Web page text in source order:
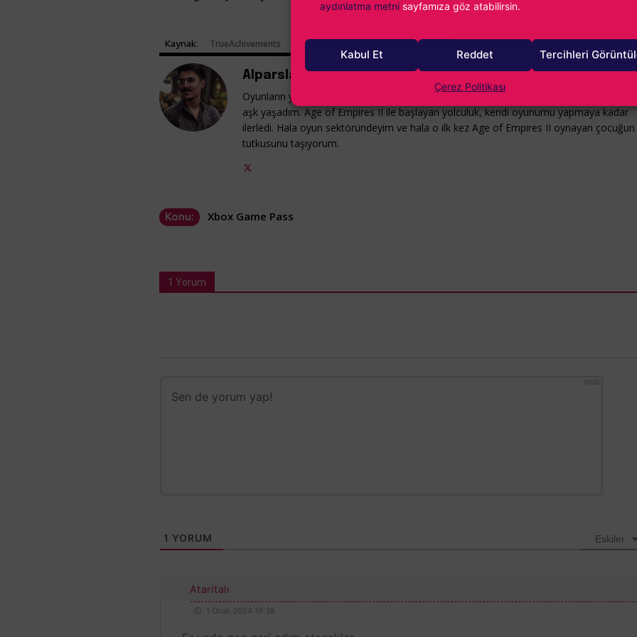
aydınlatma metni sayfamıza göz atabilirsin.
Kabul Et Reddet Tercihleri
Çerez Politikası
Kaynak: TrueAchivements
Alparslan Gürlek
Oyunların yeni yeni yaygınlaştığı dönemlerde bir çocuk olarak video oyunlarıyla ilk
aşk yaşadım. Age of Empires II ile başlayan yolculuk, kendi oyunumu yapmaya kadar
ilerledi. Hala oyun sektöründeyim ve hala o ilk kez Age of Empires II oynayan çocuğun
tutkusunu taşıyorum.
Konu: Xbox Game Pass
1 Yorum
1000
1 YORUM Eskiler
Ataritalı
1 Ocak 2024 19:38